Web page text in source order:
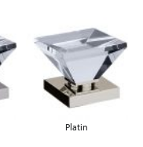
Platin